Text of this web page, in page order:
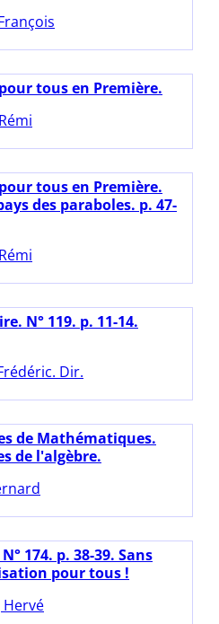
tous en Première.
tous en Première.
des paraboles. p. 47-
N° 119. p. 11-14.
Dir.
de Mathématiques.
de l'algèbre.
174. p. 38-39. Sans
pour tous !
Hervé